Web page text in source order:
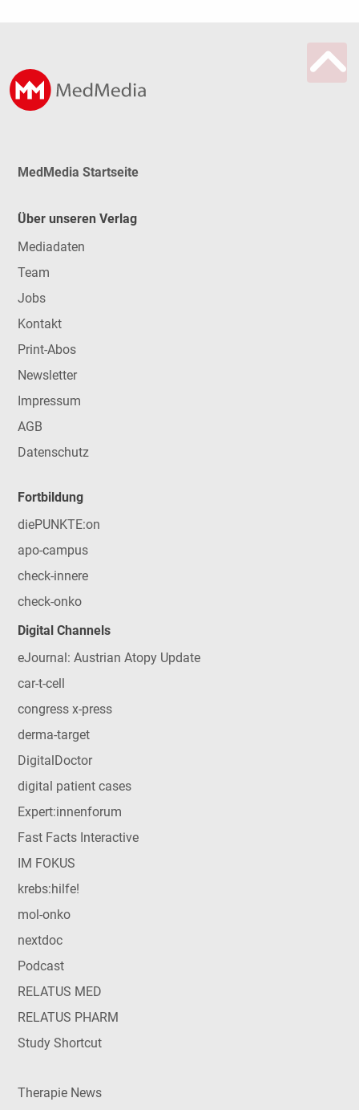
MedMedia Startseite
Über unseren Verlag
Mediadaten
Team
Jobs
Kontakt
Print-Abos
Newsletter
Impressum
AGB
Datenschutz
Fortbildung
diePUNKTE:on
apo-campus
check-innere
check-onko
Digital Channels
eJournal: Austrian Atopy Update
car-t-cell
congress x-press
derma-target
DigitalDoctor
digital patient cases
Expert:innenforum
Fast Facts Interactive
IM FOKUS
krebs:hilfe!
mol-onko
nextdoc
Podcast
RELATUS MED
RELATUS PHARM
Study Shortcut
Therapie News